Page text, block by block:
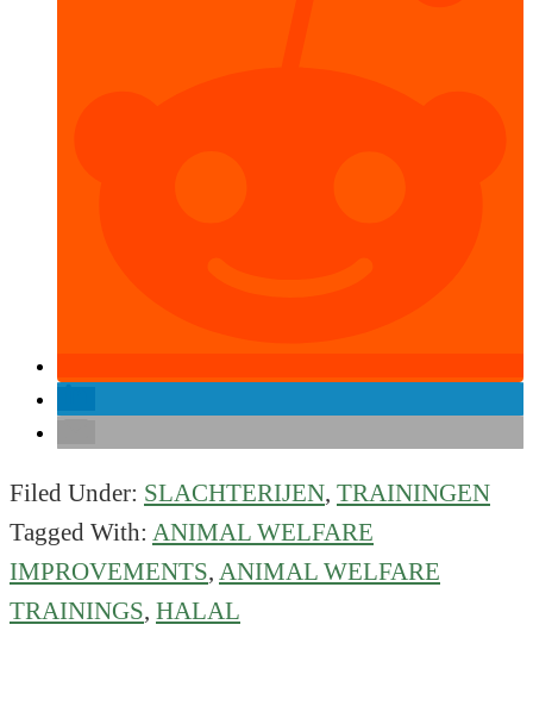
Filed Under: SLACHTERIJEN, TRAININGEN
Tagged With: ANIMAL WELFARE
IMPROVEMENTS, ANIMAL WELFARE
TRAININGS, HALAL